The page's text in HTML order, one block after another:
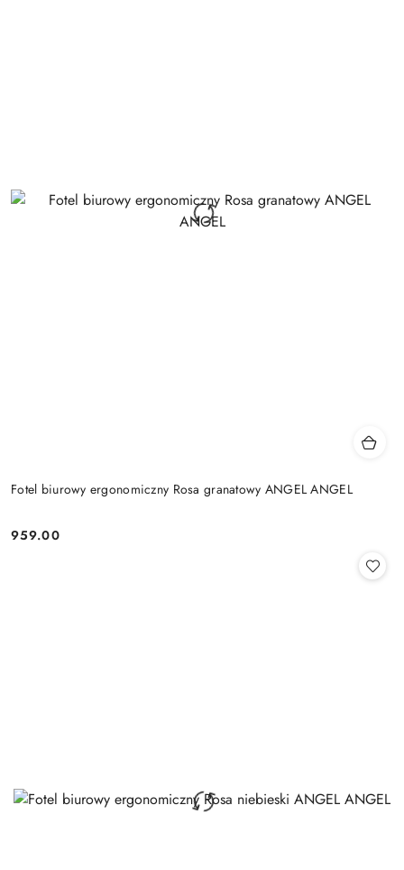
Fotel biurowy ergonomiczny Rosa granatowy ANGEL ANGEL
Cena:
959.00